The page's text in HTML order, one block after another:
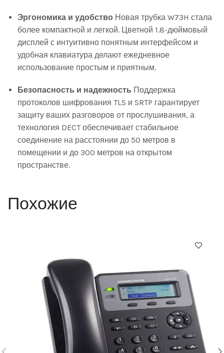
Эргономика и удобство Новая трубка W73H стала
более компактной и легкой. Цветной 1.8-дюймовый
дисплей с интуитивно понятным интерфейсом и
удобная клавиатура делают ежедневное
использование простым и приятным.
Безопасность и надежность Поддержка
протоколов шифрования TLS и SRTP гарантирует
защиту ваших разговоров от прослушивания, а
технология DECT обеспечивает стабильное
соединение на расстоянии до 50 метров в
помещении и до 300 метров на открытом
пространстве.
Похожие